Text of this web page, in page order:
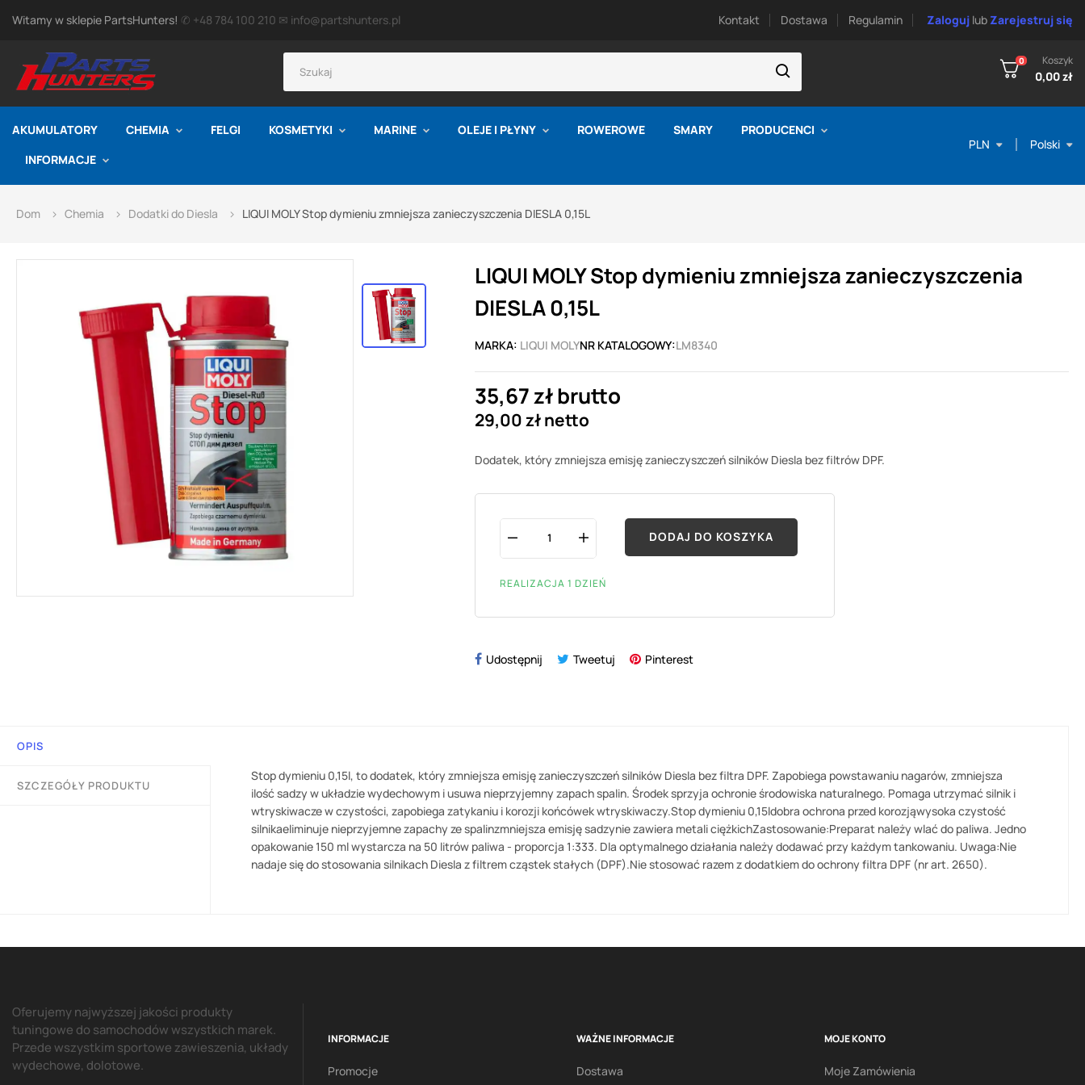
Witamy w sklepie PartsHunters! ✆ +48 784 100 210 ✉ info@partshunters.pl Kontakt Dostawa Regulamin Zaloguj lubZarejestruj się
0 Koszyk
0,00 zł
AKUMULATORY CHEMIA FELGI KOSMETYKI MARINE OLEJE I PŁYNY ROWEROWE SMARY
PRODUCENCI
INFORMACJE
PLN Polski
Dom Chemia Dodatki do Diesla LIQUI MOLY Stop dymieniu zmniejsza zanieczyszczenia DIESLA 0,15L
LIQUI MOLY Stop dymieniu zmniejsza zanieczyszczenia
DIESLA 0,15L
MARKA: LIQUI MOLYNR KATALOGOWY:LM8340
35,67 zł brutto
29,00 zł netto
Dodatek, który zmniejsza emisję zanieczyszczeń silników Diesla bez filtrów DPF.
DODAJ DO KOSZYKA
REALIZACJA 1 DZIEŃ
Udostępnij Tweetuj Pinterest
OPIS
SZCZEGÓŁY PRODUKTU
Stop dymieniu 0,15l, to dodatek, który zmniejsza emisję zanieczyszczeń silników Diesla bez filtra DPF. Zapobiega powstawaniu nagarów, zmniejsza
ilość sadzy w układzie wydechowym i usuwa nieprzyjemny zapach spalin. Środek sprzyja ochronie środowiska naturalnego. Pomaga utrzymać silnik i
wtryskiwacze w czystości, zapobiega zatykaniu i korozji końcówek wtryskiwaczy.Stop dymieniu 0,15ldobra ochrona przed korozjąwysoka czystość
silnikaeliminuje nieprzyjemne zapachy ze spalinzmniejsza emisję sadzynie zawiera metali ciężkichZastosowanie:Preparat należy wlać do paliwa. Jedno
opakowanie 150 ml wystarcza na 50 litrów paliwa - proporcja 1:333. Dla optymalnego działania należy dodawać przy każdym tankowaniu. Uwaga:Nie
nadaje się do stosowania silnikach Diesla z filtrem cząstek stałych (DPF).Nie stosować razem z dodatkiem do ochrony filtra DPF (nr art. 2650).
Oferujemy najwyższej jakości produkty
tuningowe do samochodów wszystkich marek.
Przede wszystkim sportowe zawieszenia, układy
wydechowe, dolotowe.
INFORMACJE
Promocje
WAŻNE INFORMACJE
Dostawa
MOJE KONTO
Moje Zamówienia